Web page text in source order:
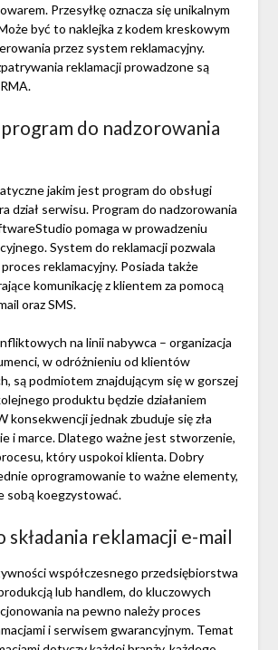
Przesyłkę oznacza się unikalnym
być to naklejka z kodem kreskowym
przez system reklamacyjny.
reklamacji prowadzone są
do nadzorowania
jakim jest program do obsługi
dział serwisu. Program do nadzorowania
pomaga w prowadzeniu
System do reklamacji pozwala
reklamacyjny. Posiada także
komunikację z klientem za pomocą
oraz SMS.
na linii nabywca – organizacja
w odróżnieniu od klientów
są podmiotem znajdującym się w gorszej
produktu będzie działaniem
konsekwencji jednak zbuduje się zła
i marce. Dlatego ważne jest stworzenie,
który uspokoi klienta. Dobry
oprogramowanie to ważne elementy,
sobą koegzystować.
składania reklamacji e-mail
współczesnego przedsiębiorstwa
lub handlem, do kluczowych
na pewno należy proces
i serwisem gwarancyjnym. Temat